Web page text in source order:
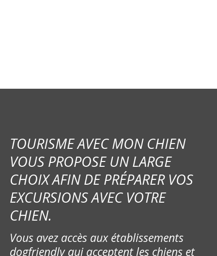
i
n
d
e
s
m
e
TOURISME AVEC MON CHIEN
VOUS PROPOSE UN LARGE
CHOIX AFIN DE PRÉPARER VOS
EXCURSIONS AVEC VOTRE
CHIEN.
Vous avez accès aux établissements
dogfriendly qui acceptent les chiens et